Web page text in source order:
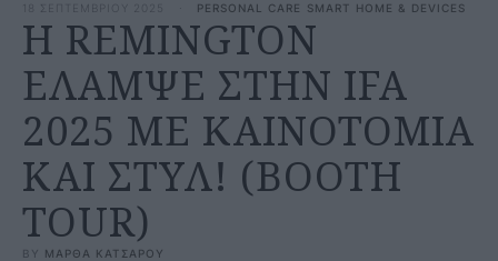
18 ΣΕΠΤΕΜΒΡΙΟΥ 2025 PERSONAL CARE SMART HOME & DEVICES
Η REMINGTON
ΕΛΑΜΨΕ ΣΤΗΝ IFA
2025 ΜΕ ΚΑΙΝΟΤΟΜΙΑ
ΚΑΙ ΣΤΥΛ! (BOOTH
TOUR)
BY ΜΑΡΘΑ ΚΑΤΣΑΡΟΥ